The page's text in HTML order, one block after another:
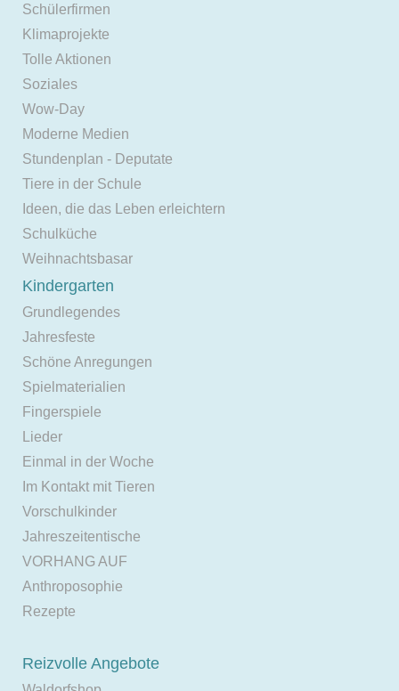
Schülerfirmen
Klimaprojekte
Tolle Aktionen
Soziales
Wow-Day
Moderne Medien
Stundenplan - Deputate
Tiere in der Schule
Ideen, die das Leben erleichtern
Schulküche
Weihnachtsbasar
Kindergarten
Grundlegendes
Jahresfeste
Schöne Anregungen
Spielmaterialien
Fingerspiele
Lieder
Einmal in der Woche
Im Kontakt mit Tieren
Vorschulkinder
Jahreszeitentische
VORHANG AUF
Anthroposophie
Rezepte
Reizvolle Angebote